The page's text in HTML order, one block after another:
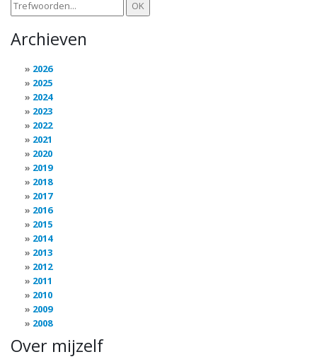
Archieven
2026
2025
2024
2023
2022
2021
2020
2019
2018
2017
2016
2015
2014
2013
2012
2011
2010
2009
2008
Over mijzelf